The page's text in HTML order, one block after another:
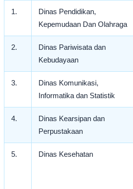
1.
Dinas Pendidikan,
Kepemudaan Dan Olahraga
2.
Dinas Pariwisata dan
Kebudayaan
3.
Dinas Komunikasi,
Informatika dan Statistik
4.
Dinas Kearsipan dan
Perpustakaan
5. Dinas Kesehatan